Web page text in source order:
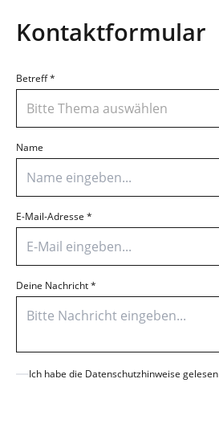
Kontaktformular
Betreff*
Bitte Thema auswählen
Name
E-Mail-Adresse *
Deine Nachricht*
Ich habe die Datenschutzhinweise gelesen